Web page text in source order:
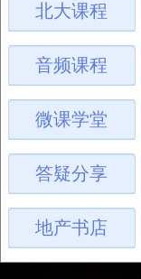
北大课程
音频课程
微课学堂
答疑分享
地产书店